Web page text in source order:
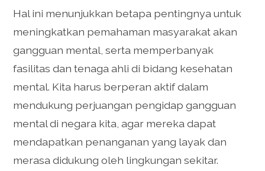
Hal ini menunjukkan betapa pentingnya untuk
meningkatkan pemahaman masyarakat akan
gangguan mental, serta memperbanyak
fasilitas dan tenaga ahli di bidang kesehatan
mental. Kita harus berperan aktif dalam
mendukung perjuangan pengidap gangguan
mental di negara kita, agar mereka dapat
mendapatkan penanganan yang layak dan
merasa didukung oleh lingkungan sekitar.